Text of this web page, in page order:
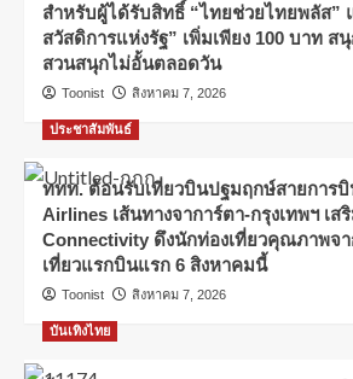
สำหรับผู้ได้รับสิทธิ์ “ไทยช่วยไทยพลัส”
สวัสดิการแห่งรัฐ” เพิ่มเพียง 100 บาท ส
สวนสนุกไม่อั้นตลอดวัน
Toonist สิงหาคม 7, 2026
ประชาสัมพันธ์
ททท. ต้อนรับเที่ยวบินปฐมฤกษ์สายการบิ
Airlines เส้นทางจาการ์ตา-กรุงเทพฯ เส
Connectivity ดึงนักท่องเที่ยวคุณภาพจา
เที่ยวแรกบินแรก 6 สิงหาคมนี้
Toonist สิงหาคม 7, 2026
บันเทิงไทย